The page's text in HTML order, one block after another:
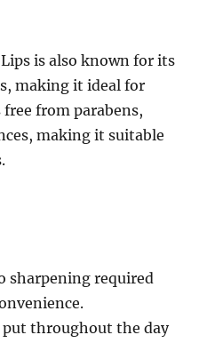
is also known for its
making it ideal for
from parabens,
making it suitable
sharpening required
put throughout the day